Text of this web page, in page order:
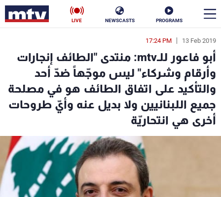
PROGRAMS
NEWSCASTS
LIVE
13 Feb 2019
17:24 PM
أبو فاعور للـmtv: منتدى "الطائف إنجارات
وأرقام وشركاء" ليس موجّهاً ضدّ أحد
والتأكيد على اتفاق الطائف هو في مصلحة
جميع اللبنانيين ولا بديل عنه وأيّ طروحات
أخرى هي انتحاريّة
en
الأخبار
سياسة ناس
إقتصاد فن
منوعات رياضة